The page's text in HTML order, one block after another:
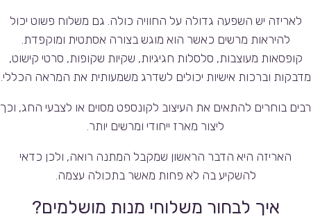
לאריזה יש השפעה גדולה על החוויה כולה. גם משלוח פשוט יכול
להיראות מרשים כאשר הוא מוגש בצורה אסתטית ומוקפדת.
קופסאות מעוצבות, סלסלות חגיגיות, שקיות שקופות, סרטי קישוט,
מדבקות וברכות אישיות יכולים לשדרג משמעותית את המראה הכללי.
רבים בוחרים להתאים את העיצוב לקונספט מסוים או לצבעי החג, וכך
ליצור מארז ייחודי ומרשים יותר.
האריזה היא הדבר הראשון שמקבל המתנה רואה, ולכן כדאי
להשקיע בה לא פחות מאשר בתכולה עצמה.
איך לבחור משלוחי מנות מושלמים?